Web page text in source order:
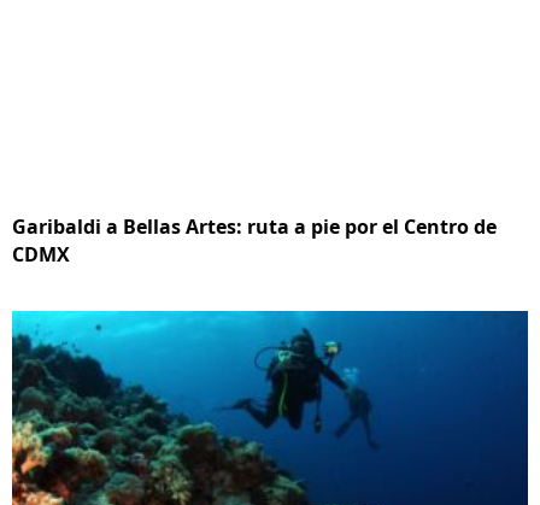
Garibaldi a Bellas Artes: ruta a pie por el Centro de
CDMX